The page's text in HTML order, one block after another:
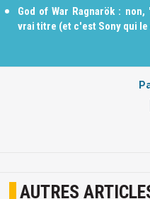
God of War Ragnarök :
vrai titre (et c'est Sony qui le
AUTRES